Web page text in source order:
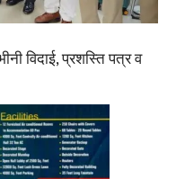
विदाई, प्रशस्ति पत्र व